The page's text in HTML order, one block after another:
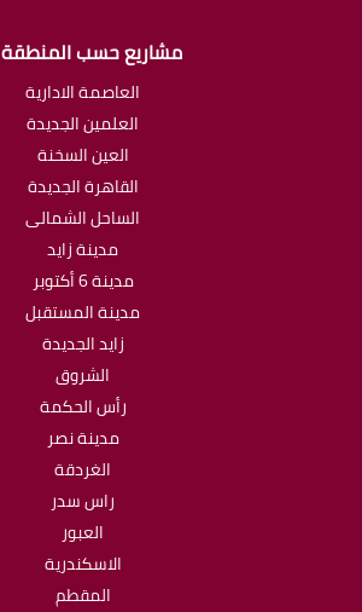
مشاريع حسب المنطقة
العاصمة الادارية
العلمين الجديدة
العين السخنة
القاهرة الجديدة
الساحل الشمالى
مدينة زايد
مدينة 6 أكتوبر
مدينة المستقبل
زايد الجديدة
الشروق
رأس الحكمة
مدينة نصر
الغردقة
راس سدر
العبور
الاسكندرية
المقطم